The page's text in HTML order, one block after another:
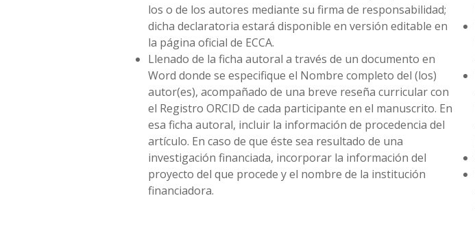
los o de los autores mediante su firma de responsabilidad;
dicha declaratoria estará disponible en versión editable en
la página oficial de ECCA.
Llenado de la ficha autoral a través de un documento en
Word donde se especifique el Nombre completo del (los)
autor(es), acompañado de una breve reseña curricular con
el Registro ORCID de cada participante en el manuscrito. En
esa ficha autoral, incluir la información de procedencia del
artículo. En caso de que éste sea resultado de una
investigación financiada, incorporar la información del
proyecto del que procede y el nombre de la institución
financiadora.